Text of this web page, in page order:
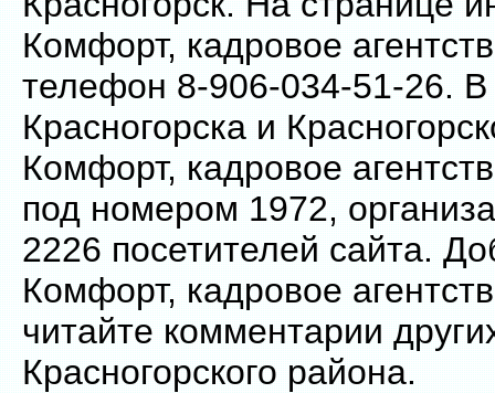
Комфорт, кадровое
телефон 8-906-034-51-26. В
Красногорска и
Комфорт, кадровое
под номером 1972,
2226 посетителей сайта.
Комфорт, кадровое
читайте комментарии
Красногорского района.